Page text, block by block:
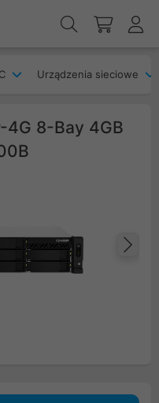
Urządzenia sieciowe
4G 8-Bay 4GB